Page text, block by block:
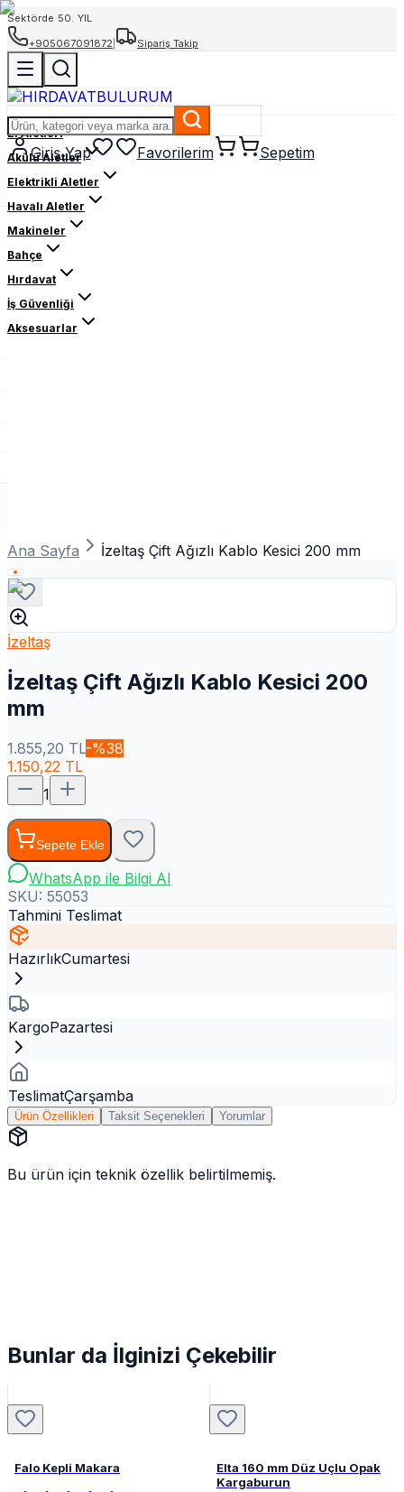
Sektörde 50. YIL
+905067091872
Sipariş Takip
Giriş Yap Favorilerim Sepetim
El Aletleri
Akülü Aletler
Elektrikli Aletler
Havalı Aletler
Makineler
Bahçe
Hırdavat
İş Güvenliği
Aksesuarlar
Ana Sayfa İzeltaş Çift Ağızlı Kablo Kesici 200 mm
İzeltaş
İzeltaş Çift Ağızlı Kablo Kesici 200
mm
1.855,20 TL-%38
1.150,22 TL
1
Sepete Ekle
WhatsApp ile Bilgi Al
SKU: 55053
Tahmini Teslimat
HazırlıkCumartesi
KargoPazartesi
TeslimatÇarşamba
Ürün Özellikleri Taksit Seçenekleri Yorumlar
Bu ürün için teknik özellik belirtilmemiş.
Bunlar da İlginizi Çekebilir
Falo Kepli Makara
Elta 160 mm Düz Uçlu Opak
Kargaburun